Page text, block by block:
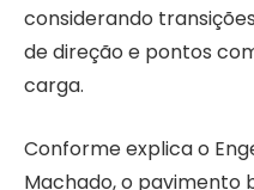
considerando
de direção e pontos
carga.
Conforme explica o
Machado, o pavimento